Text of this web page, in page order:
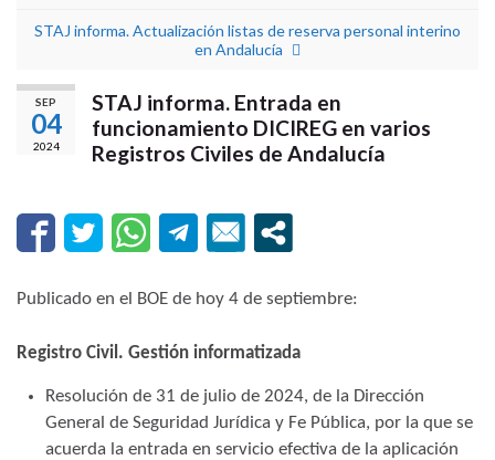
STAJ informa. Actualización listas de reserva personal interino
en Andalucía
SEP
04
2024
STAJ informa. Entrada en
funcionamiento DICIREG en varios
Registros Civiles de Andalucía
Publicado en el BOE de hoy 4 de septiembre:
Registro Civil. Gestión informatizada
Resolución de 31 de julio de 2024, de la Dirección
General de Seguridad Jurídica y Fe Pública, por la que se
acuerda la entrada en servicio efectiva de la aplicación